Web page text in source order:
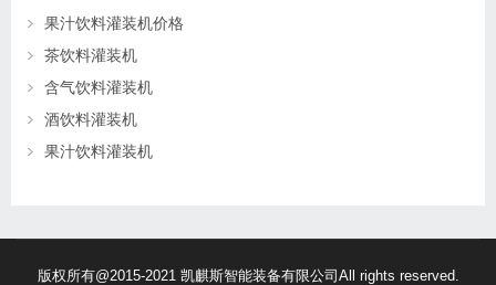
果汁饮料灌装机价格
茶饮料灌装机
含气饮料灌装机
酒饮料灌装机
果汁饮料灌装机
版权所有@2015-2021 凯麒斯智能装备有限公司All rights reserved.